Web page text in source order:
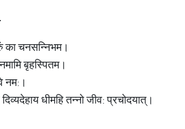
का चनसन्निभम।
बृहस्पितम।
नम:।
धीमहि तन्नो जीव: प्रचोदयात्।